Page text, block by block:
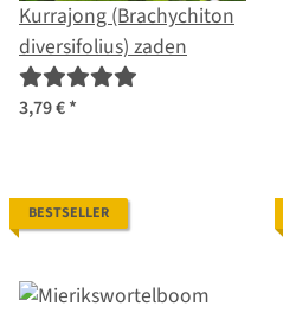
Kurrajong (Brachychiton
diversifolius) zaden
3,79 €*
BESTSELLER